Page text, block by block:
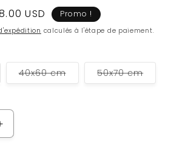
USD Promo !
calculés à l'étape de paiement.
40x60 cmVariante
épuisée
50x70 cmVariante
épuisée
Augmenter